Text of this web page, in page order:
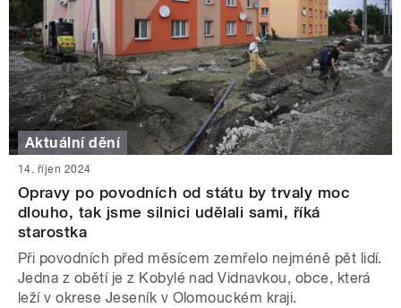
Aktuální dění
14. říjen 2024
Opravy po povodních od státu by trvaly moc
dlouho, tak jsme silnici udělali sami, říká
starostka
Při povodních před měsícem zemřelo nejméně pět lidí.
Jedna z obětí je z Kobylé nad Vidnavkou, obce, která
leží v okrese Jeseník v Olomouckém kraji.